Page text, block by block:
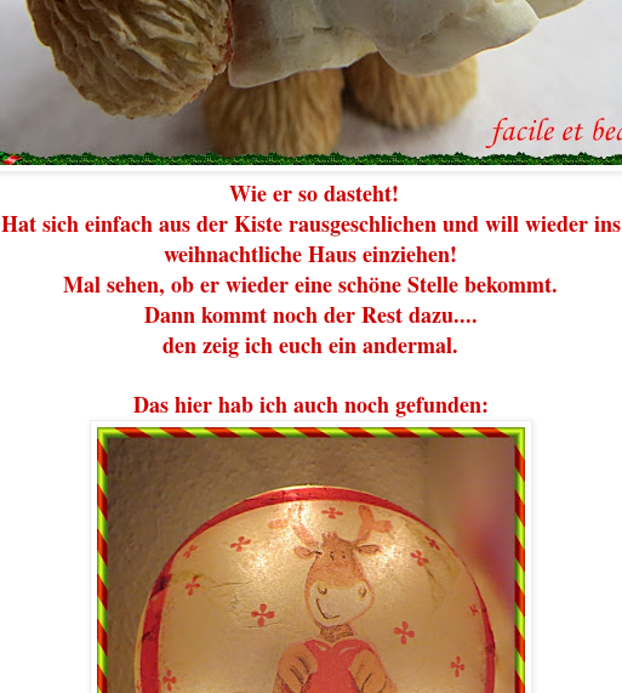
Wie er so dasteht!
Hat sich einfach aus der Kiste rausgeschlichen und will wieder ins
weihnachtliche Haus einziehen!
Mal sehen, ob er wieder eine schöne Stelle bekommt.
Dann kommt noch der Rest dazu....
den zeig ich euch ein andermal.
Das hier hab ich auch noch gefunden: